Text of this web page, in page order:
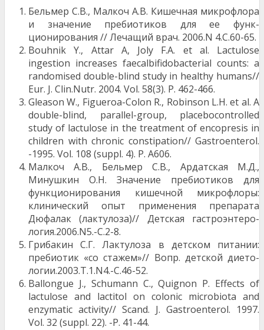
Бельмер С.В., Малкоч А.В. Кишечная микро­флора
и значение пребиотиков для ее функ­
ционирования // Лечащий врач. 2006.N 4.С.60-65.
Bouhnik Y., Attar A, Joly F.A. et al. Lactulose
ingestion increases faecalbifidobacterial counts: a
randomised double-blind study in healthy humans//
Eur. J. Clin.Nutr. 2004. Vol. 58(3). P. 462-466.
Gleason W., Figueroa-Colon R., Robinson L.H. et al. A
double-blind, parallel-group, placebo­controlled
study of lactulose in the treatment of encopresis in
children with chronic constipation// Gastroenterol.
-1995. Vol. 108 (suppl. 4). P. A606.
Малкоч А.В., Бельмер С.В., Ардатская М.Д.,
Минушкин О.Н. Значение пребиотиков для
функционирования кишечной микрофлоры:
клинический опыт применения препарата
Дюфалак (лактулоза)// Детская гастроэнтеро­
логия.2006.N5.-С.2-8.
Грибакин С.Г. Лактулоза в детском питании:
пребиотик «со стажем»// Вопр. детской дието­
логии.2003.Т.1.N4.-С.46-52.
Ballongue J., Schumann C., Quignon P. Effects of
lactulose and lactitol on colonic microbiota and
enzymatic activity// Scand. J. Gastroenterol. 1997.
Vol. 32 (suppl. 22). -P. 41-44.